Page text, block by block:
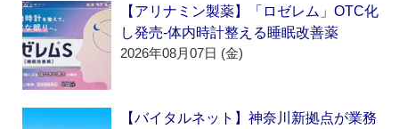
【アリナミン製薬】「ロゼレム」OTC化
し発売‐体内時計整える睡眠改善薬
2026年08月07日 (金)
【バイタルネット】神奈川新拠点が業務